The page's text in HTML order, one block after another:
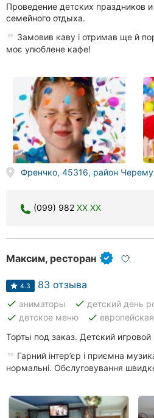
Проведение детских праздников
семейного отдыха.
Замовив каву і отримав ще й
моє улюблене кафе!
Френчко, 45316, район
(099) 982 XX XX
Максим, ресторан
4.3 83 отзыва
done аниматоры done детский день
done детское меню done
Торты под заказ. Детский игровой
Гарний інтер’єр і приємна
нормальні. Обслуговування